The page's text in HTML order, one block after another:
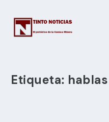
Etiqueta: hablas